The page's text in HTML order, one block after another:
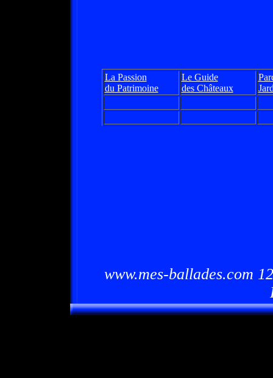
La Passion
du Patrimoine
Le Guide
des Châteaux
www.mes-ballades.com